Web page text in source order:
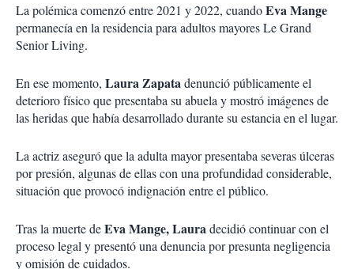
La polémica comenzó entre 2021 y 2022, cuandoEva Mange
permanecía en la residencia para adultos mayores Le Grand
Senior Living.
En ese momento, Laura Zapatadenunció públicamente el
deterioro físico que presentaba su abuela y mostró imágenes de
las heridas que había desarrollado durante su estancia en el lugar.
La actriz aseguró que la adulta mayor presentaba severas úlceras
por presión, algunas de ellas con una profundidad considerable,
situación que provocó indignación entre el público.
Tras la muerte deEva Mange, Lauradecidió continuar con el
proceso legal y presentó una denuncia por presunta negligencia
y omisión de cuidados.